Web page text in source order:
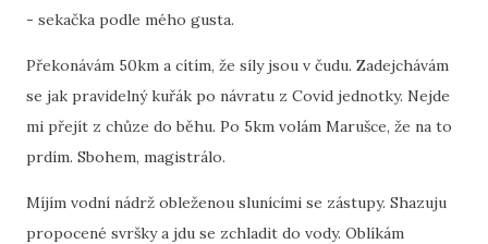
- sekačka podle mého gusta.
Překonávám 50km a cítím, že síly jsou v čudu. Zadejchávám
se jak pravidelný kuřák po návratu z Covid jednotky. Nejde
mi přejít z chůze do běhu. Po 5km volám Marušce, že na to
prdím. Sbohem, magistrálo.
Míjím vodní nádrž obleženou slunícími se zástupy. Shazuju
propocené svršky a jdu se zchladit do vody. Oblíkám